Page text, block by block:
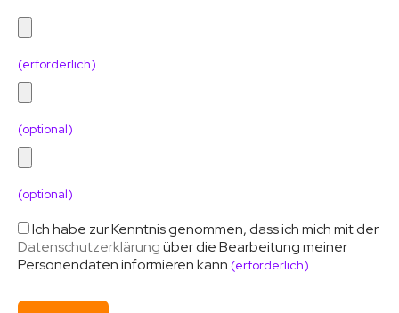
(erforderlich)
(optional)
(optional)
Ich habe zur Kenntnis genommen, dass ich mich mit der
Datenschutzerklärungüber die Bearbeitung meiner
Personendaten informieren kann (erforderlich)